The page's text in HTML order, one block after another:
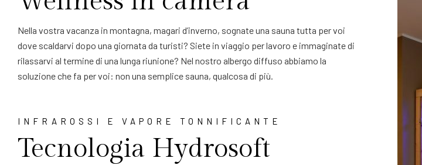
Nella vostra vacanza in montagna, magari d’inverno, sognate una sauna tutta per voi
dove scaldarvi dopo una giornata da turisti? Siete in viaggio per lavoro e immaginate di
rilassarvi al termine di una lunga riunione? Nel nostro albergo diffuso abbiamo la
soluzione che fa per voi: non una semplice sauna, qualcosa di più.
INFRAROSSI E VAPORE TONNIFICANTE
Tecnologia Hydrosoft